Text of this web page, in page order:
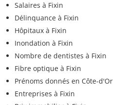
Salaires à Fixin
Délinquance à Fixin
Hôpitaux à Fixin
Inondation à Fixin
Nombre de dentistes à Fixin
Fibre optique à Fixin
Prénoms donnés en Côte-d'Or
Entreprises à Fixin